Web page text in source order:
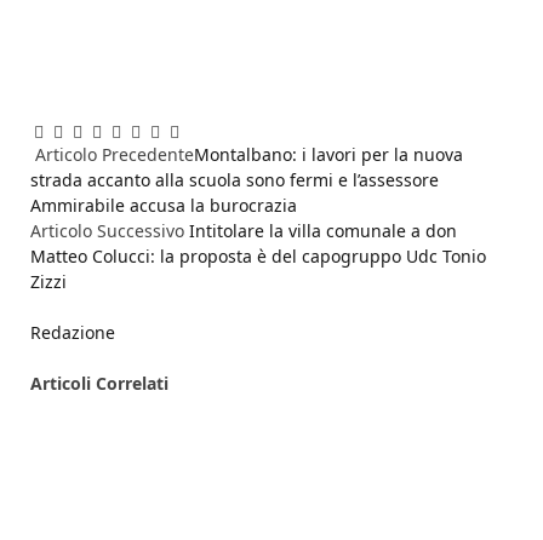
Facebook
Twitter
Pinterest
LinkedIn
Reddit
WhatsApp
Telegram
Email
Articolo PrecedenteMontalbano: i lavori per la nuova
strada accanto alla scuola sono fermi e l’assessore
Ammirabile accusa la burocrazia
Articolo Successivo Intitolare la villa comunale a don
Matteo Colucci: la proposta è del capogruppo Udc Tonio
Zizzi
Redazione
Articoli Correlati